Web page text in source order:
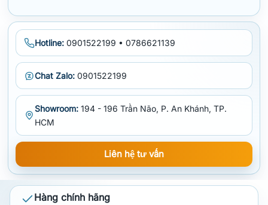
Hotline: 0901522199 • 0786621139
Chat Zalo: 0901522199
Showroom: 194 - 196 Trần Não, P. An Khánh, TP.
HCM
Liên hệ tư vấn
Hàng chính hãng